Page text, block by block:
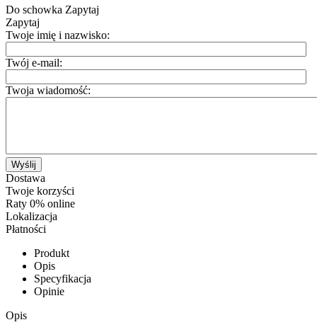
Do schowka Zapytaj
Zapytaj
Twoje imię i nazwisko:
Twój e-mail:
Twoja wiadomość:
Wyślij
Dostawa
Twoje korzyści
Raty 0% online
Lokalizacja
Płatności
Produkt
Opis
Specyfikacja
Opinie
Opis